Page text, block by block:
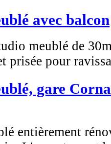
avec balcon
meublé de
prisée pour
gare
entièrement